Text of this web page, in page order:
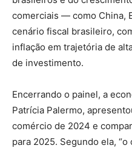
comerciais — como China,
cenário fiscal brasileiro,
inflação em trajetória de
de investimento.
Encerrando o painel, a
Patrícia Palermo,
comércio de 2024 e
para 2025. Segundo ela,